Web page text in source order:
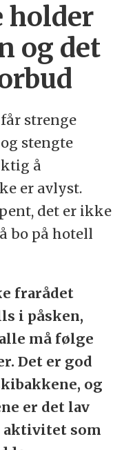
holder
og det
strenge
stengte
å
er avlyst.
det er ikke
bo på hotell
frarådet
i påsken,
må følge
Det er god
og
er det lav
aktivitet som